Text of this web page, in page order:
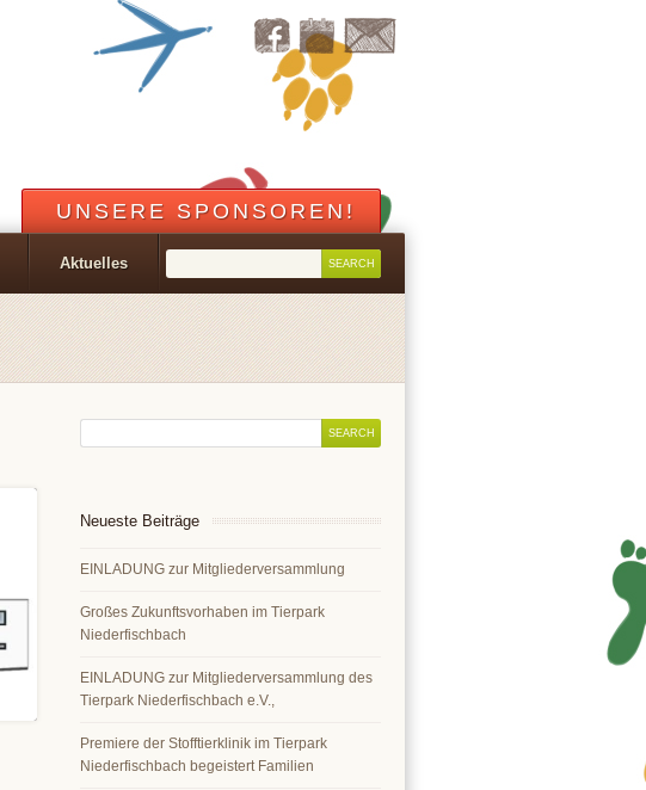
UNSERE SPONSOREN!
Aktuelles
Neueste Beiträge
EINLADUNG zur Mitgliederversammlung
Großes Zukunftsvorhaben im Tierpark
Niederfischbach
EINLADUNG zur Mitgliederversammlung des
Tierpark Niederfischbach e.V.,
Premiere der Stofftierklinik im Tierpark
Niederfischbach begeistert Familien